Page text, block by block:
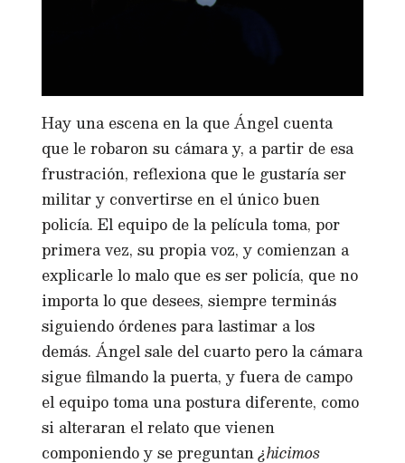
Hay una escena en la que Ángel cuenta
que le robaron su cámara y, a partir de esa
frustración, reflexiona que le gustaría ser
militar y convertirse en el único buen
policía. El equipo de la película toma, por
primera vez, su propia voz, y comienzan a
explicarle lo malo que es ser policía, que no
importa lo que desees, siempre terminás
siguiendo órdenes para lastimar a los
demás. Ángel sale del cuarto pero la cámara
sigue filmando la puerta, y fuera de campo
el equipo toma una postura diferente, como
si alteraran el relato que vienen
componiendo y se preguntan¿hicimos